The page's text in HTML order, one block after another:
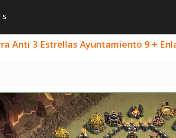
Anti 3 Estrellas Ayuntamiento 9 +